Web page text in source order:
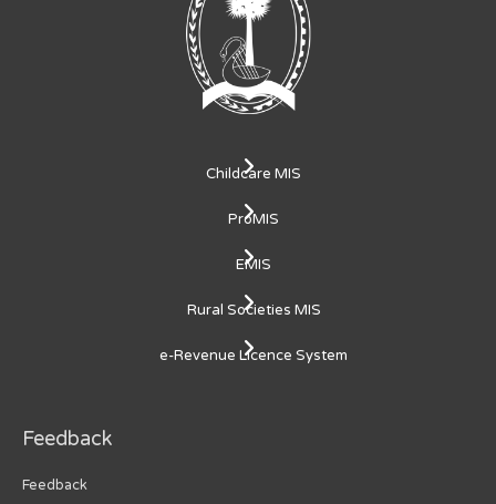
Childcare MIS
ProMIS
EMIS
Rural Societies MIS
e-Revenue Licence System
Feedback
Feedback